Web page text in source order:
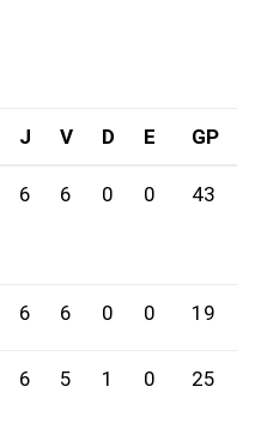
J V D E GP
6 6 0 0 43
6 6 0 0 19
6 5 1 0 25